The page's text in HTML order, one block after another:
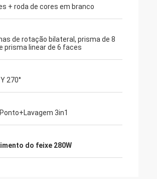
+ roda de cores em branco
de rotação bilateral, prisma de 8
prisma linear de 6 faces
270°
3in1
do feixe 280W